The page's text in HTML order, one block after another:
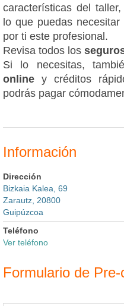
características del
lo que puedas
por ti este profesional.
Revisa todos los
Si lo necesitas,
online y créditos
podrás pagar
Información
Dirección
Bizkaia Kalea, 69
Zarautz, 20800
Guipúzcoa
Teléfono
Ver teléfono
Formulario de Pre-